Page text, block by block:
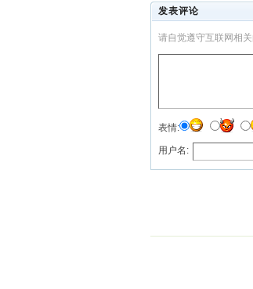
发表评论
请自觉遵守互联网相
表情:
用户名: